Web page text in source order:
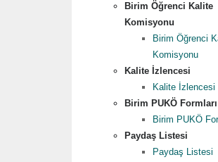
Birim Öğrenci Kalite
Komisyonu
Birim Öğrenci
Komisyonu
Kalite İzlencesi
Kalite İzlencesi
Birim PUKÖ Formları
Birim PUKÖ
Paydaş Listesi
Paydaş Listesi